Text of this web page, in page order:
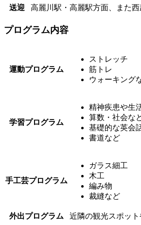
送迎
高麗川駅・高麗駅方面、また
プログラム内容
運動プログラム
ストレッチ
筋トレ
ウォーキング
学習プログラム
精神疾患や生
算数・社会な
基礎的な英会
書道など
手工芸プログラム
ガラス細工
木工
編み物
裁縫など
外出プログラム 近隣の観光スポッ